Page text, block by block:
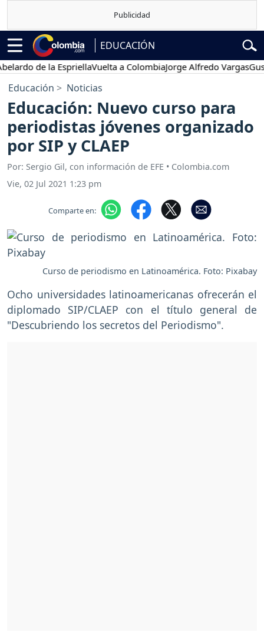
EDUCACIÓN
de la EspriellaVuelta a ColombiaJorge Alfredo Vargas
Educación Noticias
Educación: Nuevo curso para
periodistas jóvenes organizado
por SIP y CLAEP
Por: Sergio Gil, con información de EFE • Colombia.com
Vie, 02 Jul 2021 1:23 pm
Comparte en:
Curso de periodismo en Latinoamérica. Foto: Pixabay
Ocho universidades latinoamericanas ofrecerán el
diplomado SIP/CLAEP con el título general de
"Descubriendo los secretos del Periodismo".